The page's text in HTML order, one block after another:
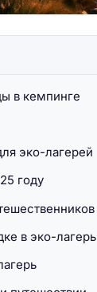
в кемпинге
эко-лагерей
году
в эко-лагерь